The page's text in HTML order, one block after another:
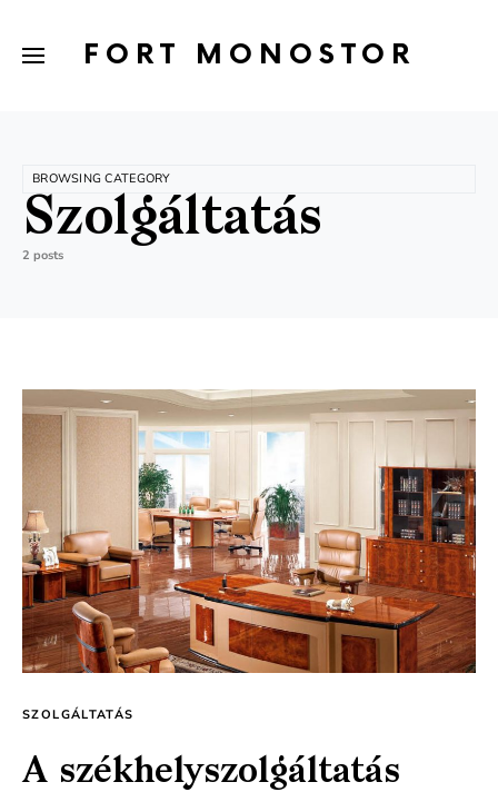
FORT MONOSTOR
BROWSING CATEGORY
Szolgáltatás
2 posts
SZOLGÁLTATÁS
A székhelyszolgáltatás